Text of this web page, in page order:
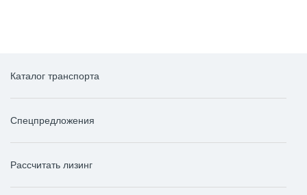
Каталог транспорта
Спецпредложения
Рассчитать лизинг